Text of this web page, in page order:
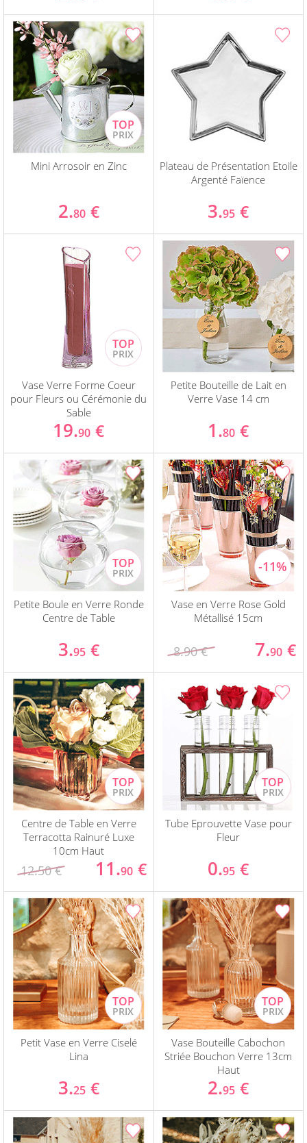
Mini Arrosoir en Zinc
2.80 €
Plateau de Présentation Etoile
Argenté Faïence
3.95 €
Vase Verre Forme Coeur
pour Fleurs ou Cérémonie du
Sable
19.90 €
Petite Bouteille de Lait en
Verre Vase 14 cm
1.80 €
Petite Boule en Verre Ronde
Centre de Table
3.95 €
Vase en Verre Rose Gold
Métallisé 15cm
8.90 € 7.90 €
Centre de Table en Verre
Terracotta Rainuré Luxe
10cm Haut
12.50 € 11.90 €
Tube Eprouvette Vase pour
Fleur
0.95 €
Petit Vase en Verre Ciselé
Lina
3.25 €
Vase Bouteille Cabochon
Striée Bouchon Verre 13cm
Haut
2.95 €